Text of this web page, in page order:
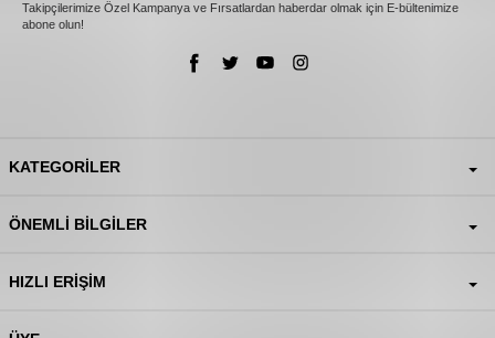
Takipçilerimize Özel Kampanya ve Fırsatlardan haberdar olmak için E-bültenimize
abone olun!
KATEGORILER
ÖNEMLI BILGILER
HIZLI ERIŞIM